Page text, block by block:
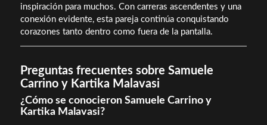
inspiración para muchos. Con carreras ascendentes y una
conexión evidente, esta pareja continúa conquistando
corazones tanto dentro como fuera de la pantalla.
Preguntas frecuentes sobre Samuele
Carrino y Kartika Malavasi
¿Cómo se conocieron Samuele Carrino y
Kartika Malavasi?